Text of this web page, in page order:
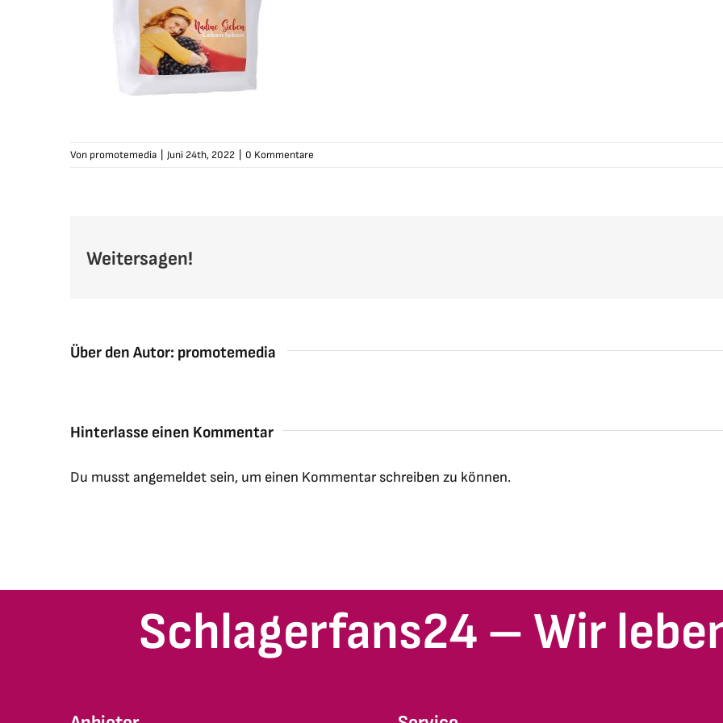
Von promotemedia Juni 24th, 2022 0 Kommentare
Weitersagen!
Über den Autor: promotemedia
Hinterlasse einen Kommentar
Du musstangemeldet sein, um einen Kommentar schreiben zu können.
Schlagerfans24 – Wir